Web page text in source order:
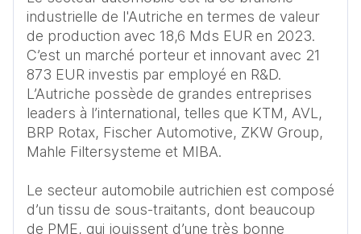
industrielle de l'Autriche en termes de valeur
de production avec 18,6 Mds EUR en 2023.
C’est un marché porteur et innovant avec 21
873 EUR investis par employé en R&D.
L’Autriche possède de grandes entreprises
leaders à l’international, telles que KTM, AVL,
BRP Rotax, Fischer Automotive, ZKW Group,
Mahle Filtersysteme et MIBA.
Le secteur automobile autrichien est composé
d’un tissu de sous-traitants, dont beaucoup
de PME, qui jouissent d’une très bonne